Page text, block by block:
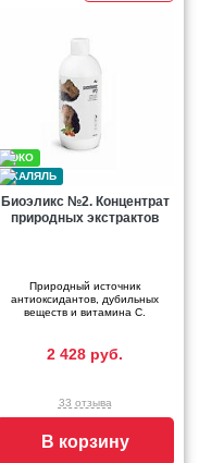
Биоэликс №2. Концентрат
природных экстрактов
Природный источник
антиоксидантов, дубильных
веществ и витамина С.
2 428 руб.
33 отзыва
В корзину